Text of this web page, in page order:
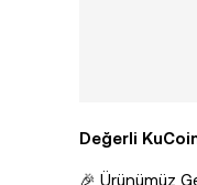
Değerli
🎉 Ürünümüz